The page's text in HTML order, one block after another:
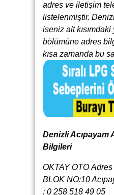
adres ve iletişim
listelenmiştir.
iseniz alt
bölümüne adres
kısa zamanda bu
Denizli Acıpayam
Bilgileri
OKTAY OTO
BLOK NO:10
: 0 258 518 49 05